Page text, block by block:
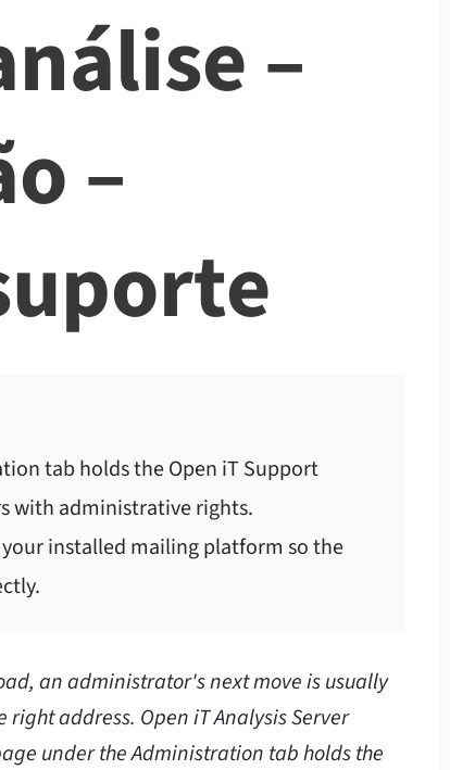
–
–
tab holds the Open iT Support
with administrative rights.
installed mailing platform so the
an administrator's next move is usually
address. Open iT Analysis Server
under the Administration tab holds the